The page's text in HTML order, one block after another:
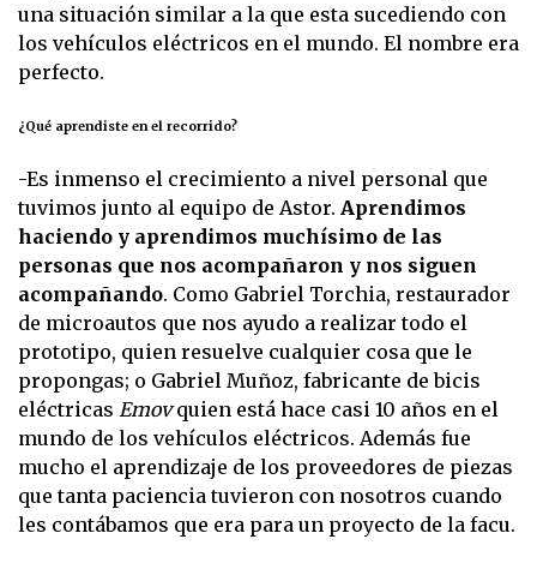
una situación similar a la que esta sucediendo con
los vehículos eléctricos en el mundo. El nombre era
perfecto.
¿Qué aprendiste en el recorrido?
-Es inmenso el crecimiento a nivel personal que
tuvimos junto al equipo de Astor. Aprendimos
haciendo y aprendimos muchísimo de las
personas que nos acompañaron y nos siguen
acompañando. Como Gabriel Torchia, restaurador
de microautos que nos ayudo a realizar todo el
prototipo, quien resuelve cualquier cosa que le
propongas; o Gabriel Muñoz, fabricante de bicis
eléctricas Emovquien está hace casi 10 años en el
mundo de los vehículos eléctricos. Además fue
mucho el aprendizaje de los proveedores de piezas
que tanta paciencia tuvieron con nosotros cuando
les contábamos que era para un proyecto de la facu.